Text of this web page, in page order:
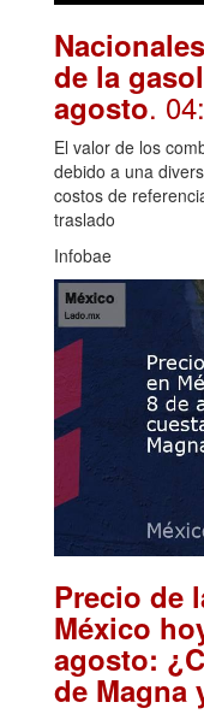
de la
agosto.
El valor de los
debido a una
costos de
traslado
Infobae
Precio de
México
agosto:
de Magna